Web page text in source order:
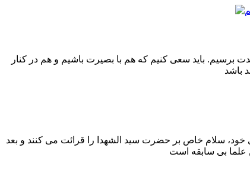
برسیم. باید سعی کنیم که هم با بصیرت باشیم و هم در کنار
خود، سلام خاص بر حضرت سید الشهدا را قرائت می کنند و بعد